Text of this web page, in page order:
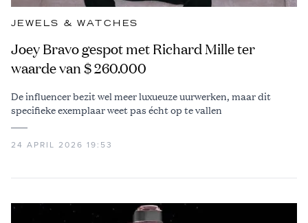
JEWELS & WATCHES
Joey Bravo gespot met Richard Mille ter
waarde van $ 260.000
De influencer bezit wel meer luxueuze uurwerken, maar dit
specifieke exemplaar weet pas écht op te vallen
24 APRIL 2026 19:53